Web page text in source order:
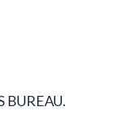
BUREAU.